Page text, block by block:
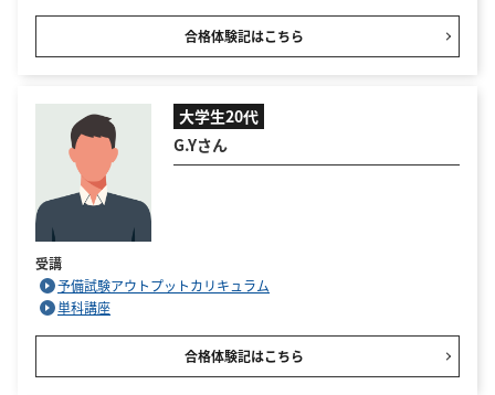
合格体験記はこちら
大学生20代
G.Yさん
受講
予備試験アウトプットカリキュラム
単科講座
合格体験記はこちら